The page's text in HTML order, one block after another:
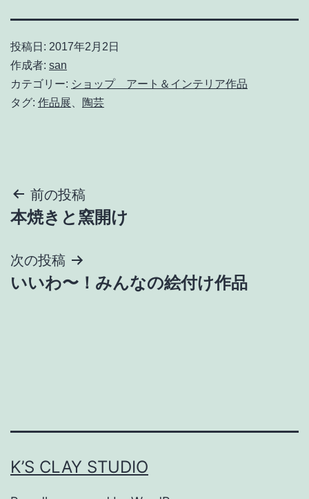
投稿日: 2017年2月2日
作成者: san
カテゴリー: ショップ アート＆インテリア作品
タグ: 作品展 陶芸
投
稿
ナ
ビ
前の投稿
本焼きと窯開け
次の投稿
いいわ〜！みんなの絵付け作品
K’S CLAY STUDIO